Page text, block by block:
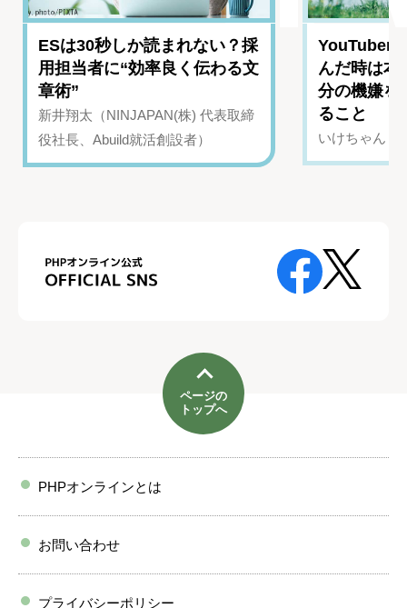
ESは30秒しか読まれない？採
用担当者に“効率良く伝わる文
章術”
新井翔太（NINJAPAN(株) 代表取締
役社長、Abuild就活創設者）
YouTuber
んだ時は
分の機嫌を
ること
いけちゃん（
ページの
トップへ
PHPオンラインとは
お問い合わせ
プライバシーポリシー